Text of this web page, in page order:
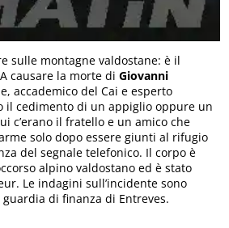
sulle montagne valdostane: è il
causare la morte diGiovanni
accademico del Cai e esperto
il cedimento di un appiglio oppure un
c’erano il fratello e un amico che
solo dopo essere giunti al rifugio
del segnale telefonico. Il corpo è
alpino valdostano ed è stato
Le indagini sull’incidente sono
di finanza di Entreves.